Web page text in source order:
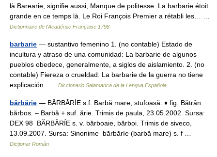
là.Barearie, signifie aussi, Manque de politesse. La barbarie étoit
grande en ce temps là. Le Roi François Premier a rétabli les… …
Dictionnaire de l'Académie Française 1798
barbarie — sustantivo femenino 1. (no contable) Estado de
incultura y atraso de una comunidad: La barbarie de algunos
pueblos obedece, generalmente, a siglos de aislamiento. 2. (no
contable) Fiereza o crueldad: La barbarie de la guerra no tiene
explicación …
Diccionario Salamanca de la Lengua Española
bărbărie — BĂRBĂRÍE s.f. Barbă mare, stufoasă. ♦ fig. Bătrân
bărbos. – Barbă + suf. ărie. Trimis de paula, 23.05.2002. Sursa:
DEX 98 BĂRBĂRÍE s. v. bărboaie, bărboi. Trimis de siveco,
13.09.2007. Sursa: Sinonime bărbăríe (barbă mare) s. f …
Dicționar Român